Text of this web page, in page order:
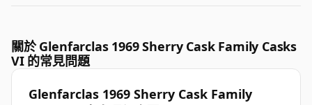
關於 Glenfarclas 1969 Sherry Cask Family Casks
VI 的常見問題
Glenfarclas 1969 Sherry Cask Family